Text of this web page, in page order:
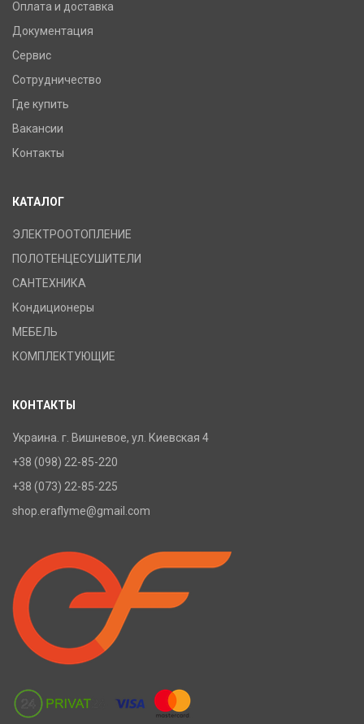
Оплата и доставка
Документация
Сервис
Сотрудничество
Где купить
Вакансии
Контакты
КАТАЛОГ
ЭЛЕКТРООТОПЛЕНИЕ
ПОЛОТЕНЦЕСУШИТЕЛИ
САНТЕХНИКА
Кондиционеры
МЕБЕЛЬ
КОМПЛЕКТУЮЩИЕ
КОНТАКТЫ
Украина. г. Вишневое, ул. Киевская 4
+38 (098) 22-85-220
+38 (073) 22-85-225
shop.eraflyme@gmail.com